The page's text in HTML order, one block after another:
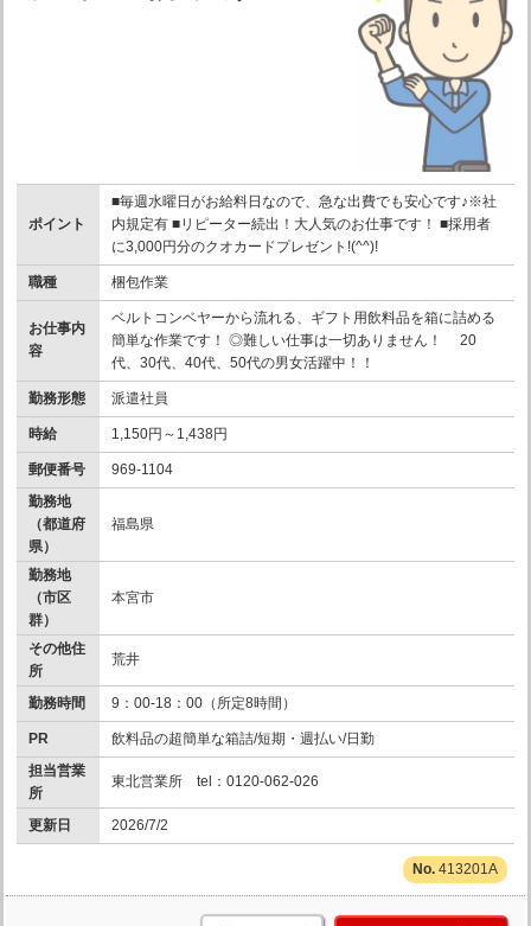
ポイント
■毎週水曜日がお給料日なので、急な出費でも安心です♪※社
内規定有 ■リピーター続出！大人気のお仕事です！ ■採用者
に3,000円分のクオカードプレゼント!(^^)!
職種 梱包作業
お仕事内
容
ベルトコンベヤーから流れる、ギフト用飲料品を箱に詰める
簡単な作業です！ ◎難しい仕事は一切ありません！ 20
代、30代、40代、50代の男女活躍中！！
勤務形態 派遣社員
時給 1,150円～1,438円
郵便番号
969-1104
勤務地
（都道府
県）
福島県
勤務地
（市区
群）
本宮市
その他住
所
荒井
勤務時間 9：00-18：00（所定8時間）
PR
飲料品の超簡単な箱詰/短期・週払い/日勤
担当営業
所
東北営業所 tel：0120-062-026
更新日 2026/7/2
413201A